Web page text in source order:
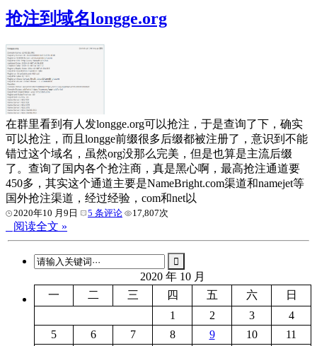
抢注到域名longge.org
在群里看到有人发longge.org可以抢注，于是查询了下，确实
可以抢注，而且longge前缀很多后缀都被注册了，意识到不能
错过这个域名，虽然org没那么完美，但是也算是主流后缀
了。查询了国内各个抢注商，真是黑心啊，最高抢注通道要
450多，其实这个通道主要是NameBright.com渠道和namejet等
国外抢注渠道，经过经验，com和net以
2020年10 月9日 5 条评论 17,807次
阅读全文 »
2020 年 10 月
一
二 三 四 五 六
日
1
2 3
4
5
6 7 8 9 10 11